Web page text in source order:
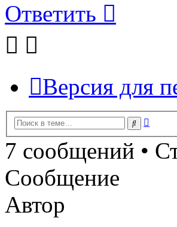
Ответить
Версия для
Поиск
7 сообщений •
Сообщение
Автор